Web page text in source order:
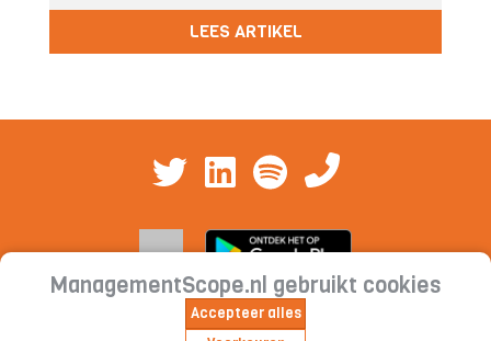
LEES ARTIKEL
Cookieverklaring | Privacyverklaring |
ManagementScope.nl gebruikt cookies
Accepteer alles